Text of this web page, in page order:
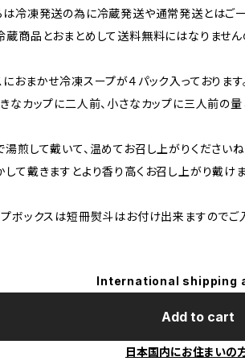
は冷凍発送の為に冷蔵発送や通常発送とはご
蔵商品とおまとめして送料無料にはなりません
におまかせ冷凍スープが４パック入っておりま
きなカップに二人前、小さなカップに三人前の量
湯煎して戴いて、温めてお召し上がりください
して戴きますとより香り高くお召し上がり戴けま
プボックスは短冊熨斗はお付け出来ますので
International shipping
Add to cart
日本国内にお住まいの